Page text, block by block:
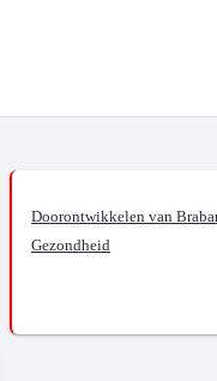
Doorontwikkelen van
Gezondheid